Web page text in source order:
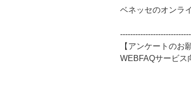
ベネッセのオンラ
【アンケートのお
WEBFAQサービス